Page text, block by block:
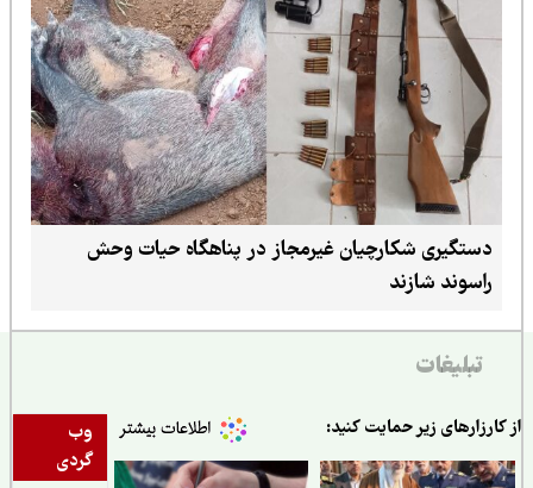
دستگیری شکارچیان غیرمجاز در پناهگاه حیات وحش
راسوند شازند
تبلیغات
وب
گردی
زیر حمایت کنید: